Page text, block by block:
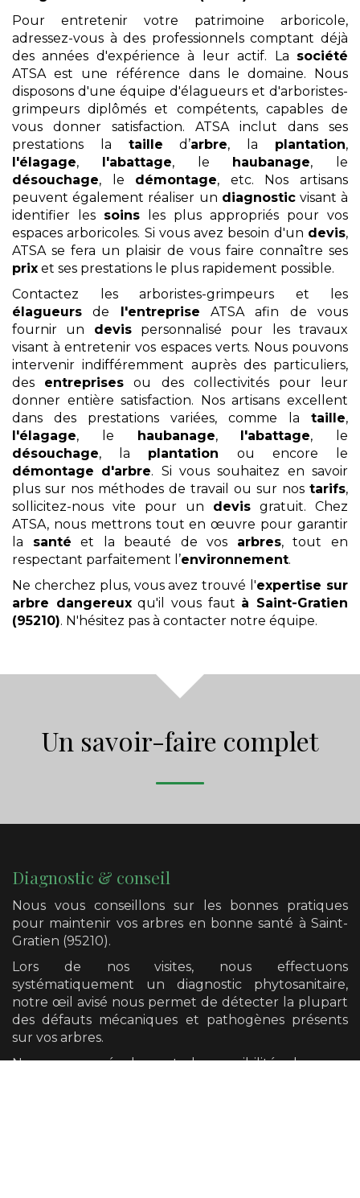
Pour entretenir votre patrimoine arboricole,
adressez-vous à des professionnels comptant déjà
des années d'expérience à leur actif. La société
ATSA est une référence dans le domaine. Nous
disposons d'une équipe d'élagueurs et d'arboristes-
grimpeurs diplômés et compétents, capables de
vous donner satisfaction. ATSA inclut dans ses
prestations la taille d’arbre, la plantation,
l'élagage, l'abattage, le haubanage, le
désouchage, le démontage, etc. Nos artisans
peuvent également réaliser un diagnosticvisant à
identifier les soins les plus appropriés pour vos
espaces arboricoles. Si vous avez besoin d'un devis,
ATSA se fera un plaisir de vous faire connaître ses
prix et ses prestations le plus rapidement possible.
Contactez les arboristes-grimpeurs et les
élagueurs de l'entreprise ATSA afin de vous
fournir un devispersonnalisé pour les travaux
visant à entretenir vos espaces verts. Nous pouvons
intervenir indifféremment auprès des particuliers,
des entreprises ou des collectivités pour leur
donner entière satisfaction. Nos artisans excellent
dans des prestations variées, comme la taille,
l'élagage, le haubanage, l'abattage, le
désouchage, la plantation ou encore le
démontage d'arbre. Si vous souhaitez en savoir
plus sur nos méthodes de travail ou sur nos tarifs,
sollicitez-nous vite pour un devis gratuit. Chez
ATSA, nous mettrons tout en œuvre pour garantir
la santé et la beauté de vos arbres, tout en
respectant parfaitement l’environnement.
Ne cherchez plus, vous avez trouvé l'expertise sur
arbre dangereuxqu'il vous faut à Saint-Gratien
(95210). N'hésitez pas à contacter notre équipe.
Un savoir-faire complet
Diagnostic & conseil
Nous vous conseillons sur les bonnes pratiques
pour maintenir vos arbres en bonne santé à Saint-
Gratien (95210).
Lors de nos visites, nous effectuons
systématiquement un diagnostic phytosanitaire,
notre œil avisé nous permet de détecter la plupart
des défauts mécaniques et pathogènes présents
sur vos arbres.
Nous avons également la possibilité de vous